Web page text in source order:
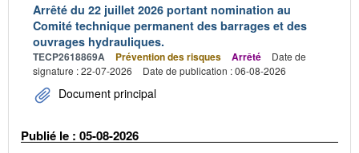
Arrêté du 22 juillet 2026 portant nomination au
Comité technique permanent des barrages et des
ouvrages hydrauliques.
TECP2618869A Prévention des risques Arrêté
Date de
signature : 22-07-2026
Date de publication : 06-08-2026
Document principal
Publié le : 05-08-2026